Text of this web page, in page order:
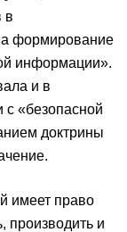
в
формирование
информации».
и в
с «безопасной
доктрины
имеет право
производить и